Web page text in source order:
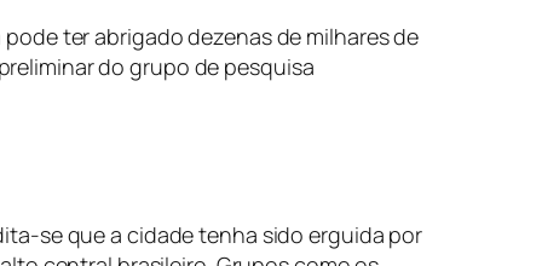
ter abrigado dezenas de milhares de
do grupo de pesquisa
se que a cidade tenha sido erguida por